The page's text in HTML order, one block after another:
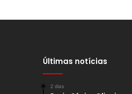
Últimas notícias
2 dias